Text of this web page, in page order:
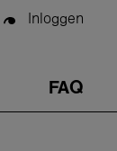
Inloggen
FAQ